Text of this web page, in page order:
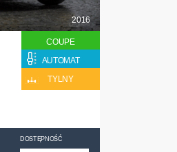
2016
COUPE
AUTOMAT
TYLNY
DOSTĘPNOŚĆ